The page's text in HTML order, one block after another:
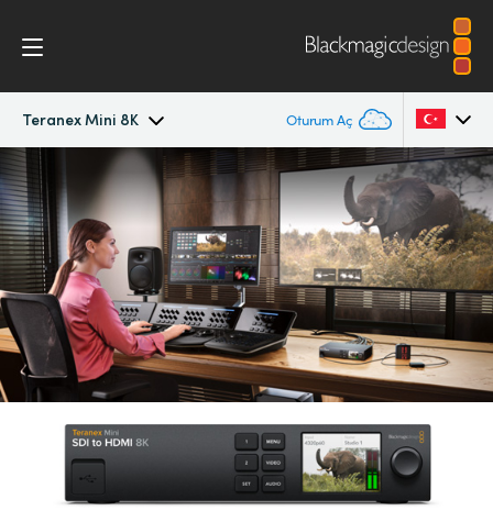
Teranex Mini 8K Oturum Aç
Teranex Mini 8K
Skoplar
Teknik
Argentina
Australia
Austria
Brazil
Canada
Denmark